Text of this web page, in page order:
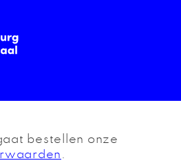
bestellen onze